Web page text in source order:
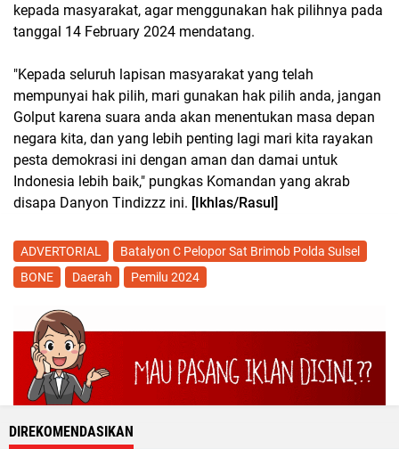
kepada masyarakat, agar menggunakan hak pilihnya pada
tanggal 14 February 2024 mendatang.
"Kepada seluruh lapisan masyarakat yang telah
mempunyai hak pilih, mari gunakan hak pilih anda, jangan
Golput karena suara anda akan menentukan masa depan
negara kita, dan yang lebih penting lagi mari kita rayakan
pesta demokrasi ini dengan aman dan damai untuk
Indonesia lebih baik," pungkas Komandan yang akrab
disapa Danyon Tindizzz ini. [Ikhlas/Rasul]
ADVERTORIAL
Batalyon C Pelopor Sat Brimob Polda Sulsel
BONE
Daerah Pemilu 2024
DIREKOMENDASIKAN